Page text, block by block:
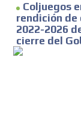
Coljuegos
rendición de
2022-2026
cierre del
MVE